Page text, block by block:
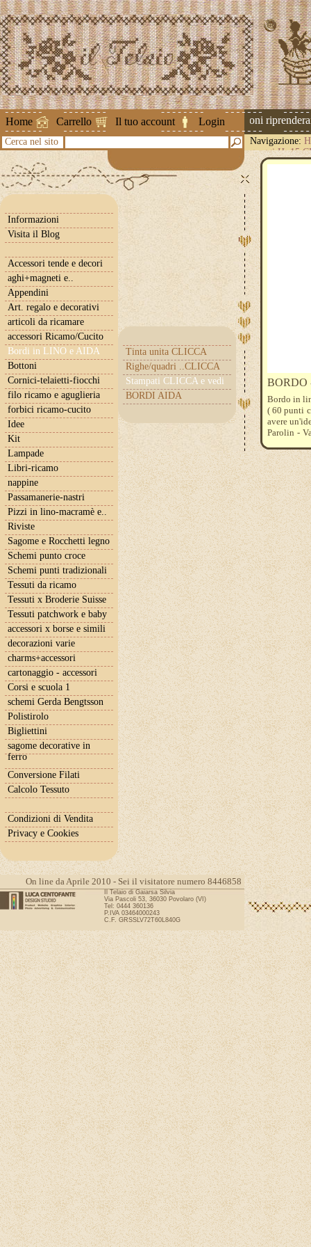
Home Carrello Il tuo account Login
Attenzione ! Le spedizioni
Cerca nel sito Navigazione:
greggi H. 15
Informazioni
Visita il Blog
Accessori tende e decori
aghi+magneti e..
Appendini
Art. regalo e decorativi
articoli da ricamare
accessori Ricamo/Cucito
Bordi in LINO e AIDA
Tinta unita CLICCA
Righe/quadri ..CLICCA
Stampati CLICCA e vedi
BORDI AIDA
Bottoni
Cornici-telaietti-fiocchi
filo ricamo e aguglieria
forbici ricamo-cucito
Idee
Kit
Lampade
Libri-ricamo
nappine
Passamanerie-nastri
Pizzi in lino-macramè e..
Riviste
Sagome e Rocchetti legno
Schemi punto croce
Schemi punti tradizionali
Tessuti da ricamo
Tessuti x Broderie Suisse
Tessuti patchwork e baby
accessori x borse e simili
decorazioni varie
charms+accessori
cartonaggio - accessori
Corsi e scuola 1
schemi Gerda Bengtsson
Polistirolo
Bigliettini
sagome decorative in
ferro
Conversione Filati
Calcolo Tessuto
Condizioni di Vendita
Privacy e Cookies
BORDO
Bordo in
( 60 punti
avere
Parolin -
On line da Aprile 2010 - Sei il visitatore numero 8446858
Il Telaio di Gaiarsa Silvia
Via Pascoli 53, 36030 Povolaro (VI)
Tel: 0444 360136
P.IVA 03464000243
C.F. GRSSLV72T60L840G